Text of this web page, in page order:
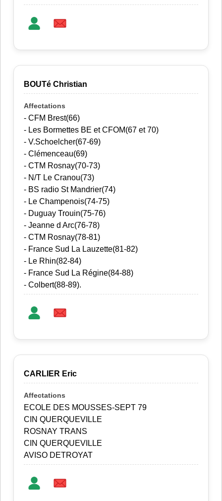
BOUTé Christian
- CFM Brest(66)
- Les Bormettes BE et CFOM(67 et 70)
- V.Schoelcher(67-69)
- Clémenceau(69)
- CTM Rosnay(70-73)
- N/T Le Cranou(73)
- BS radio St Mandrier(74)
- Le Champenois(74-75)
- Duguay Trouin(75-76)
- Jeanne d Arc(76-78)
- CTM Rosnay(78-81)
- France Sud La Lauzette(81-82)
- Le Rhin(82-84)
- France Sud La Régine(84-88)
- Colbert(88-89).
CARLIER Eric
ECOLE DES MOUSSES-SEPT 79
CIN QUERQUEVILLE
ROSNAY TRANS
CIN QUERQUEVILLE
AVISO DETROYAT